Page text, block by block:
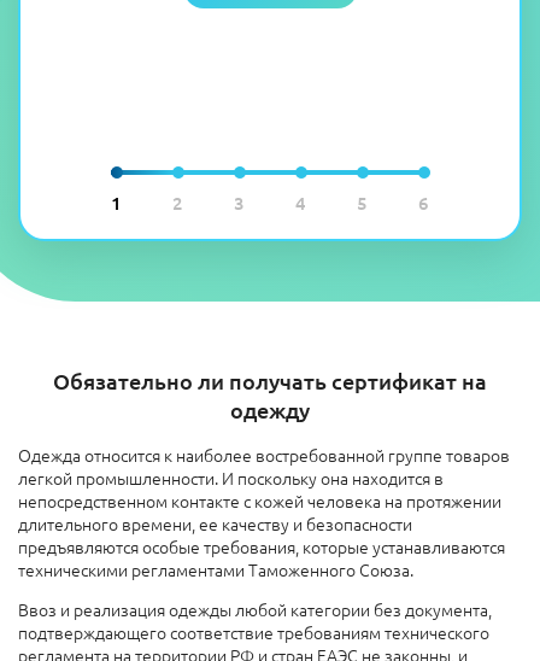
1 2 3 4 5 6
Обязательно ли получать сертификат на
одежду
Одежда относится к наиболее востребованной группе товаров
легкой промышленности. И поскольку она находится в
непосредственном контакте с кожей человека на протяжении
длительного времени, ее качеству и безопасности
предъявляются особые требования, которые устанавливаются
техническими регламентами Таможенного Союза.
Ввоз и реализация одежды любой категории без документа,
подтверждающего соответствие требованиям технического
регламента на территории РФ и стран ЕАЭС не законны, и